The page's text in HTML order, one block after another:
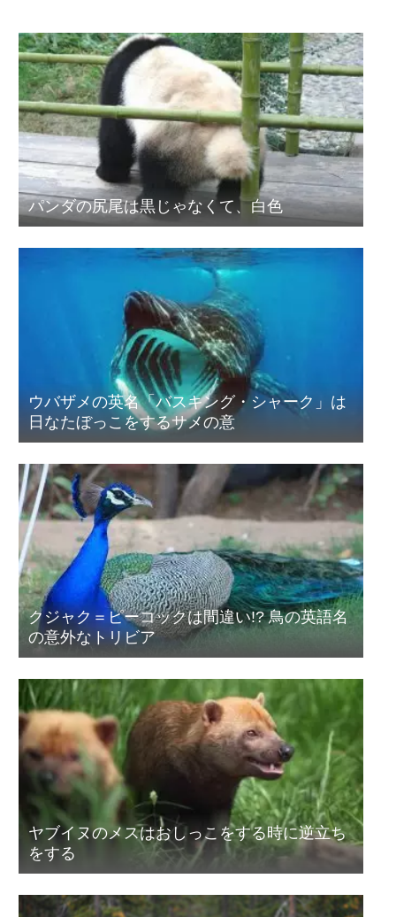
パンダの尻尾は黒じゃなくて、白色
ウバザメの英名「バスキング・シャーク」は
日なたぼっこをするサメの意
クジャク＝ピーコックは間違い!? 鳥の英語名
の意外なトリビア
ヤブイヌのメスはおしっこをする時に逆立ち
をする